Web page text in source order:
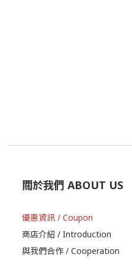
關於我們 ABOUT US
優惠資訊 / Coupon
商店介紹 / Introduction
與我們合作 / Cooperation